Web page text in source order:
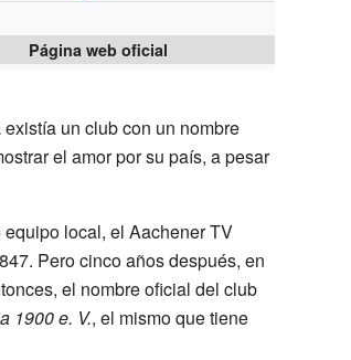
Página web oficial
un club con un nombre
el amor por su país, a pesar
local, el Aachener TV
Pero cinco años después, en
el nombre oficial del club
1900 e. V., el mismo que tiene